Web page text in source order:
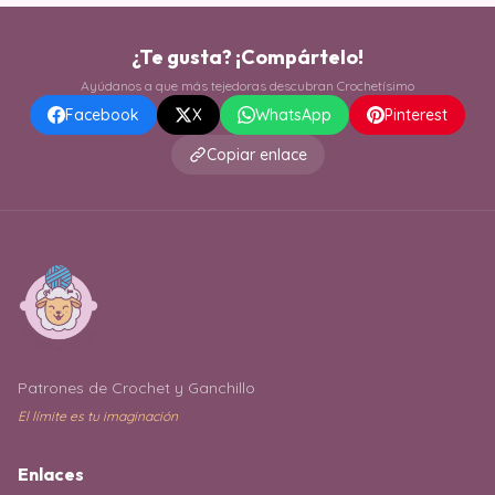
¿Te gusta? ¡Compártelo!
Ayúdanos a que más tejedoras descubran Crochetísimo
Facebook X WhatsApp
Pinterest
Copiar enlace
Patrones de Crochet y Ganchillo
El límite es tu imaginación
Enlaces